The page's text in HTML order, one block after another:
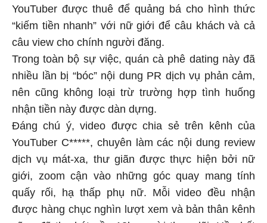
YouTuber được thuê để quảng bá cho hình thức
“kiếm tiền nhanh” với nữ giới để câu khách và cả
câu view cho chính người đăng.
Trong toàn bộ sự việc, quán cà phê dating này đã
nhiều lần bị “bóc” nội dung PR dịch vụ phản cảm,
nên cũng không loại trừ trường hợp tình huống
nhận tiền này được dàn dựng.
Đáng chú ý, video được chia sẻ trên kênh của
YouTuber C*****, chuyên làm các nội dung review
dịch vụ mát-xa, thư giãn được thực hiện bởi nữ
giới, zoom cận vào những góc quay mang tính
quấy rối, hạ thấp phụ nữ. Mỗi video đều nhận
được hàng chục nghìn lượt xem và bản thân kênh